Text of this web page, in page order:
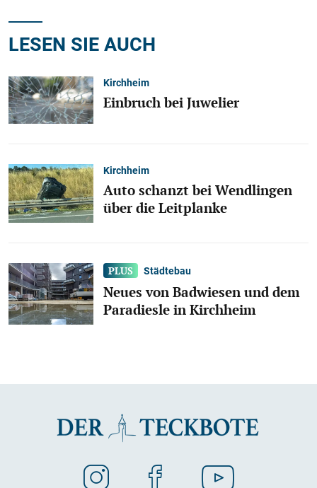
LESEN SIE AUCH
Kirchheim
Einbruch bei Juwelier
Kirchheim
Auto schanzt bei Wendlingen
über die Leitplanke
Städtebau
Neues von Badwiesen und dem
Paradiesle in Kirchheim